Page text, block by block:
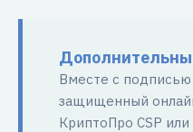
Вместе с
защищенный
КриптоПро CSP